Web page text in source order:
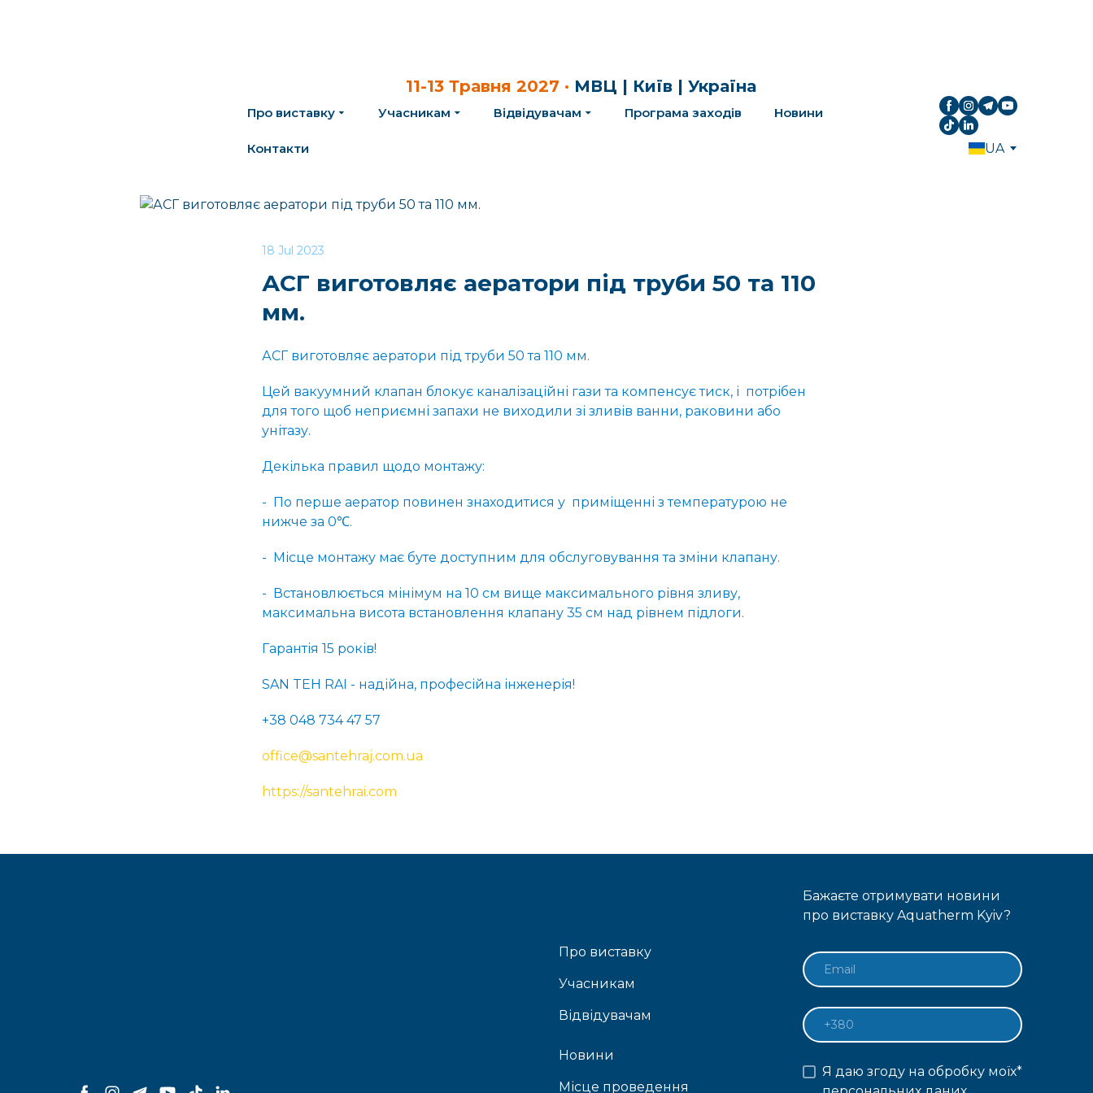
11-13 Травня 2027 · МВЦ | Київ | Україна
Про виставку Учасникам Відвідувачам Програма заходів Новини
Контакти UA
18 Jul 2023
АСГ виготовляє аератори під труби 50 та 110
мм.
АСГ виготовляє аератори під труби 50 та 110 мм.
Цей вакуумний клапан блокує каналізаційні гази та компенсує тиск, і потрібен
для того щоб неприємні запахи не виходили зі зливів ванни, раковини або
унітазу.
Декілька правил щодо монтажу:
- По перше аератор повинен знаходитися у приміщенні з температурою не
нижче за 0℃.
- Місце монтажу має буте доступним для обслуговування та зміни клапану.
- Встановлюється мінімум на 10 см вище максимального рівня зливу,
максимальна висота встановлення клапану 35 см над рівнем підлоги.
Гарантія 15 років!
SAN TEH RAI - надійна, професійна інженерія!
+38 048 734 47 57
office@santehraj.com.ua
https://santehrai.com
Про виставку
Учасникам
Відвідувачам
Новини
Місце проведення
Бажаєте отримувати новини
про виставку Aquatherm Kyiv?
Я даю згоду на обробку моїх*